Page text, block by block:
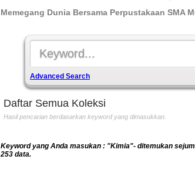
Memegang Dunia Bersama Perpustakaan SMA
Advanced Search
Daftar Semua Koleksi
Hasil pencarian berdasarkan keyword yang dimasukkan.
Keyword yang Anda masukan : "Kimia"- ditemukan
253 data.